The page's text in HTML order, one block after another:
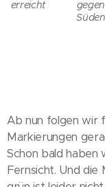
erreicht
gegen
Süden
Ab nun folgen wir
Markierungen
Schon bald
Fernsicht. Und